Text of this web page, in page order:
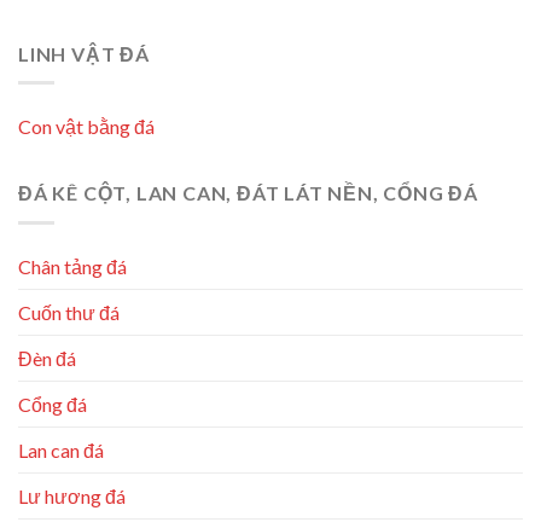
LINH VẬT ĐÁ
Con vật bằng đá
ĐÁ KÊ CỘT, LAN CAN, ĐÁT LÁT NỀN, CỔNG ĐÁ
Chân tảng đá
Cuốn thư đá
Đèn đá
Cổng đá
Lan can đá
Lư hương đá